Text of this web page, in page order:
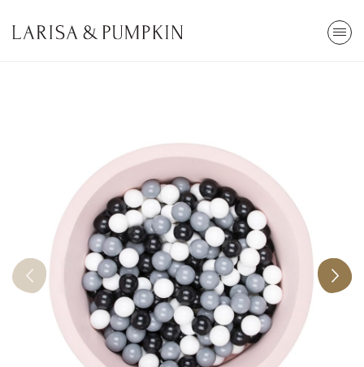
En Çok Arananlar
Top Havuzu
Cibinlik
Öğrenme Kulesi
Popüler Kategoriler
Oyun
Eğitici
Çocuk Odası
2.800,00 TL
Tümünü Gör